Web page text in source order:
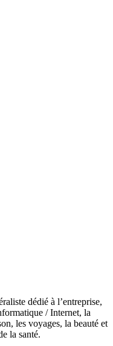
dédié à l’entreprise,
/ Internet, la
les voyages, la beauté et
la santé.